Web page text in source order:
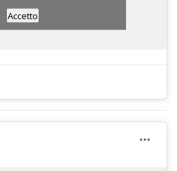
Accetto